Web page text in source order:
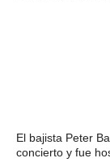
El bajista Peter
concierto y fue